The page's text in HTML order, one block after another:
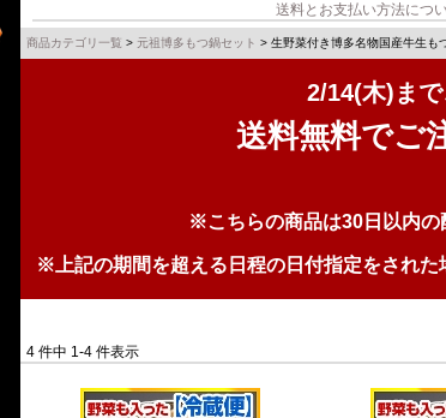
送料とお支払い方法につ
商品カテゴリ一覧 > 元祖博多もつ鍋セット > 生野菜付き博多名物国産牛生も
2/14(木)ま
送料無料でご
※こちらの商品は30日以内の
※上記の期間を超える日程の日付指定をされた
4 件中 1-4 件表示